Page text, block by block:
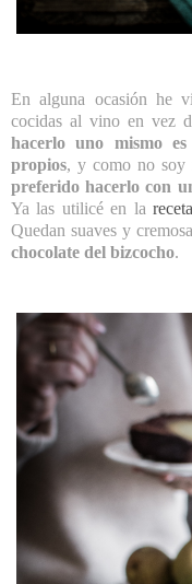
En alguna ocasión he
cocidas al vino en vez
hacerlo uno mismo
propios, y como no soy
preferido hacerlo con
Ya las utilicé en la
Quedan suaves y
chocolate del bizcocho.